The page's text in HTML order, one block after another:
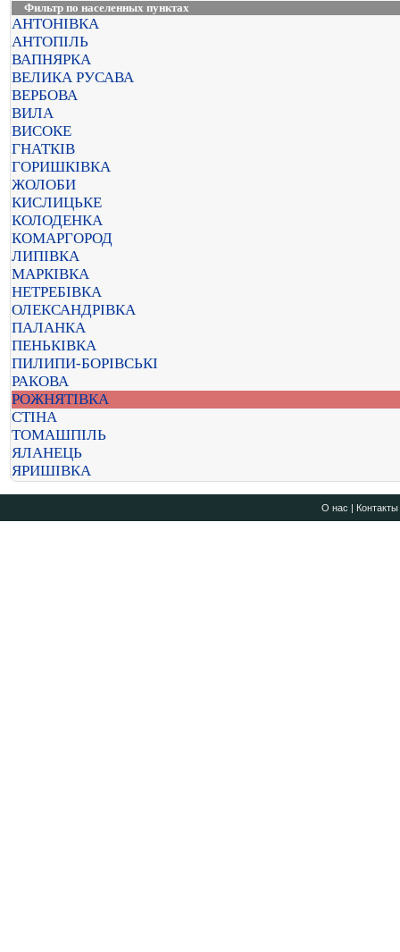
Фильтр по населенных пунктах
АНТОНІВКА
АНТОПІЛЬ
ВАПНЯРКА
ВЕЛИКА РУСАВА
ВЕРБОВА
ВИЛА
ВИСОКЕ
ГНАТКІВ
ГОРИШКІВКА
ЖОЛОБИ
КИСЛИЦЬКЕ
КОЛОДЕНКА
КОМАРГОРОД
ЛИПІВКА
МАРКІВКА
НЕТРЕБІВКА
ОЛЕКСАНДРІВКА
ПАЛАНКА
ПЕНЬКІВКА
ПИЛИПИ-БОРІВСЬКІ
РАКОВА
РОЖНЯТІВКА
СТІНА
ТОМАШПІЛЬ
ЯЛАНЕЦЬ
ЯРИШІВКА
О нас | Контакты